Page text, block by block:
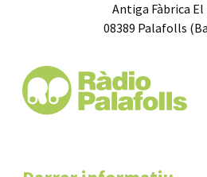
Antiga Fàbrica
08389 Palafolls